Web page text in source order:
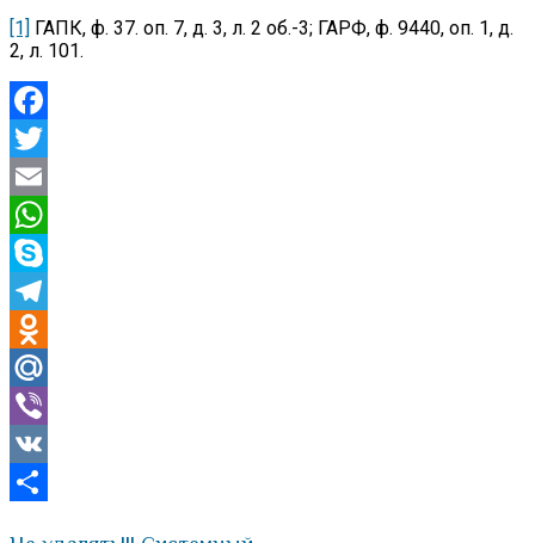
[1] ГАПК, ф. 37. оп. 7, д. 3, л. 2 об.-3; ГАРФ, ф. 9440, оп. 1, д.
2, л. 101.
Facebook
Twitter
Email
WhatsApp
Skype
Telegram
Odnoklassniki
Mail.Ru
Viber
VK